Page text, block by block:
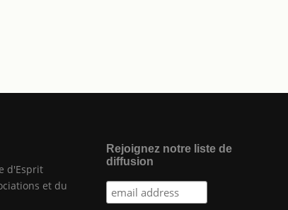
d'Esprit
et du
Rejoignez notre liste de
diffusion